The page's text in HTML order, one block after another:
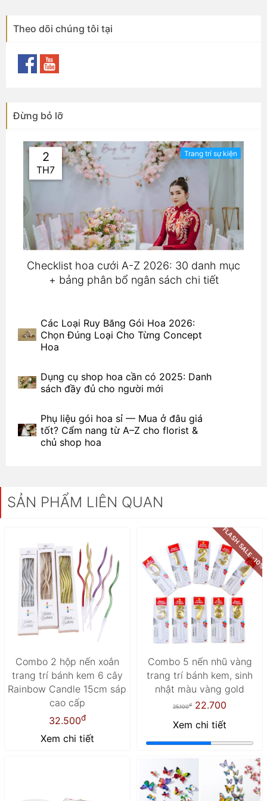
Theo dõi chúng tôi tại
Đừng bỏ lỡ
2
TH7
Trang trí sự kiện
Checklist hoa cưới A-Z 2026: 30 danh mục
+ bảng phân bổ ngân sách chi tiết
Các Loại Ruy Băng Gói Hoa 2026:
Chọn Đúng Loại Cho Từng Concept
Hoa
Dụng cụ shop hoa cần có 2025: Danh
sách đầy đủ cho người mới
Phụ liệu gói hoa sỉ — Mua ở đâu giá
tốt? Cẩm nang từ A–Z cho florist &
chủ shop hoa
SẢN PHẨM LIÊN QUAN
Combo 2 hộp nến xoắn
trang trí bánh kem 6 cây
Rainbow Candle 15cm sáp
cao cấp
32.500đ
Xem chi tiết
Combo 5 nến nhũ vàng
trang trí bánh kem, sinh
nhật màu vàng gold
25.100đ22.700
Xem chi tiết
FLASH SALE -10%